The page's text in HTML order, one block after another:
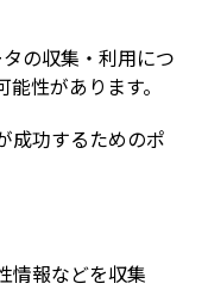
の収集・利用につ
性があります。
成功するためのポ
情報などを収集